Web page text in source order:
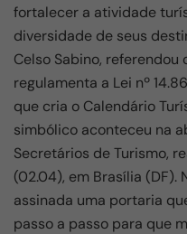
fortalecer a atividade
diversidade de seus
Celso Sabino,
regulamenta a Lei nº
que cria o Calendário
simbólico aconteceu na
Secretários de Turismo,
(02.04), em Brasília (DF).
assinada uma portaria
passo a passo para que